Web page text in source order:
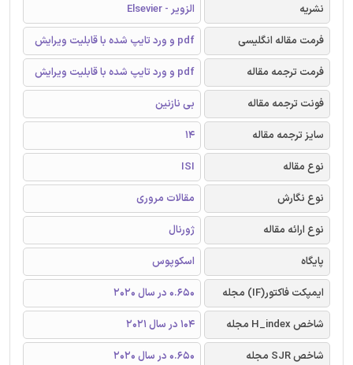
نشریه
الزویر - Elsevier
فرمت مقاله انگلیسی
pdf و ورد تایپ شده با قابلیت ویرایش
فرمت ترجمه مقاله
pdf و ورد تایپ شده با قابلیت ویرایش
فونت ترجمه مقاله
بی نازنین
سایز ترجمه مقاله
14
نوع مقاله
ISI
نوع نگارش
مقالات مروری
نوع ارائه مقاله
ژورنال
پایگاه
اسکوپوس
ایمپکت فاکتور(IF) مجله
0.650 در سال 2020
شاخص H_index مجله
104 در سال 2021
شاخص SJR مجله
0.650 در سال 2020